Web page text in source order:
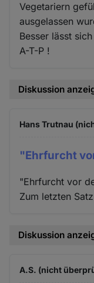
Vegetariern
ausgelassen
Besser lässt
A-T-P !
Diskussion
Hans Trutnau
"Ehrfurcht
"Ehrfurcht vor
Zum letzten
Diskussion
A.S. (nicht